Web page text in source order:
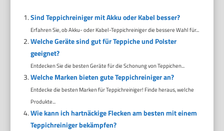
Sind Teppichreiniger mit Akku oder Kabel besser?
Erfahren Sie, ob Akku- oder Kabel-Teppichreiniger die bessere Wahl für...
Welche Geräte sind gut für Teppiche und Polster
geeignet?
Entdecken Sie die besten Geräte für die Schonung von Teppichen...
Welche Marken bieten gute Teppichreiniger an?
Entdecke die besten Marken für Teppichreiniger! Finde heraus, welche
Produkte...
Wie kann ich hartnäckige Flecken am besten mit einem
Teppichreiniger bekämpfen?